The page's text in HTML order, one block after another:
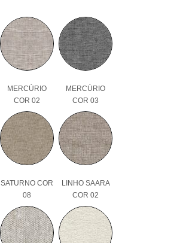
MERCÚRIO
COR 02
MERCÚRIO
COR 03
SATURNO COR
08
LINHO SAARA
COR 02